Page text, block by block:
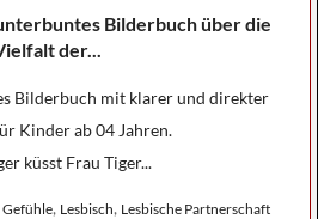
Bilderbuch über die
der...
Bilderbuch mit klarer und direkter
Kinder ab 04 Jahren.
küsst Frau Tiger...
Gefühle, Lesbisch, Lesbische Partnerschaft